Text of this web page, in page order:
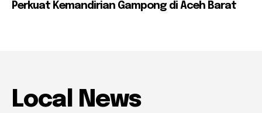
Perkuat Kemandirian Gampong di Aceh Barat
Local News